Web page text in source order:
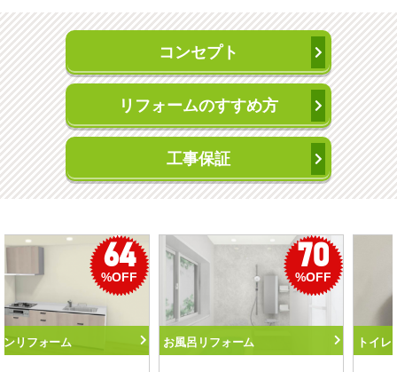
コンセプト
リフォームのすすめ方
工事保証
50
トイレリフォーム 洗面化粧台リフォーム